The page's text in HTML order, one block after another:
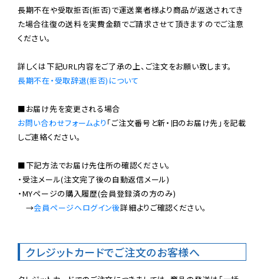
長期不在や受取拒否(拒否)で運送業者様より商品が返送されてき
た場合往復の送料を実費金額でご請求させて頂きますのでご注意
ください。
長期不在・受取辞退(拒否)について
お問い合わせフォームより 「ご注文番号と新・旧のお届け先」を記載
しご連絡ください。
■下記方法でお届け先住所の確認ください。
・受注メール(注文完了後の自動返信メール)
・MYページの購入履歴(会員登録済の方のみ)
→会員ページへログイン後詳細よりご確認ください。
クレジットカードでご注文のお客様へ